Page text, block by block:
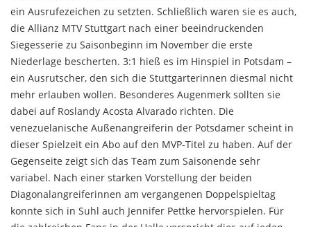
ein Ausrufezeichen zu setzten. Schließlich waren sie es auch,
die Allianz MTV Stuttgart nach einer beeindruckenden
Siegesserie zu Saisonbeginn im November die erste
Niederlage bescherten. 3:1 hieß es im Hinspiel in Potsdam –
ein Ausrutscher, den sich die Stuttgarterinnen diesmal nicht
mehr erlauben wollen. Besonderes Augenmerk sollten sie
dabei auf Roslandy Acosta Alvarado richten. Die
venezuelanische Außenangreiferin der Potsdamer scheint in
dieser Spielzeit ein Abo auf den MVP-Titel zu haben. Auf der
Gegenseite zeigt sich das Team zum Saisonende sehr
variabel. Nach einer starken Vorstellung der beiden
Diagonalangreiferinnen am vergangenen Doppelspieltag
konnte sich in Suhl auch Jennifer Pettke hervorspielen. Für